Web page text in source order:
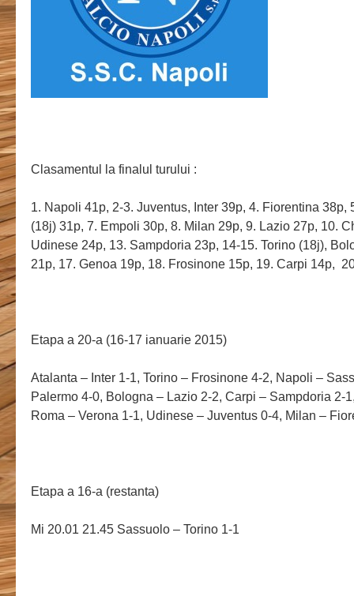
Clasamentul la finalul turului :
1. Napoli 41p, 2-3. Juventus, Inter 39p, 4. Fiorentina 38p,
(18j) 31p, 7. Empoli 30p, 8. Milan 29p, 9. Lazio 27p, 10.
Udinese 24p, 13. Sampdoria 23p, 14-15. Torino (18j),
21p, 17. Genoa 19p, 18. Frosinone 15p, 19. Carpi 14p,
Etapa a 20-a (16-17 ianuarie 2015)
Atalanta – Inter 1-1, Torino – Frosinone 4-2, Napoli –
Palermo 4-0, Bologna – Lazio 2-2, Carpi – Sampdoria 2-
Roma – Verona 1-1, Udinese – Juventus 0-4, Milan –
Etapa a 16-a (restanta)
Mi 20.01 21.45 Sassuolo – Torino 1-1